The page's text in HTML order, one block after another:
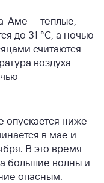
Аме — теплые,
до 31 °С, а ночью
считаются
воздуха
опускается ниже
в мае и
В это время
большие волны и
опасным.